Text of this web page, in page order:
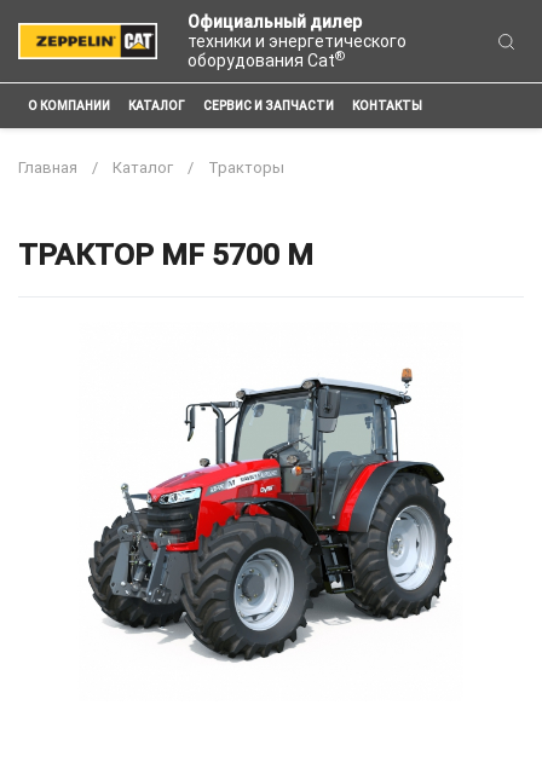
Официальный дилер
техники и энергетического
оборудования Cat®
О КОМПАНИИ КАТАЛОГ СЕРВИС И ЗАПЧАСТИ КОНТАКТЫ
Главная Каталог Тракторы
ТРАКТОР MF 5700 M